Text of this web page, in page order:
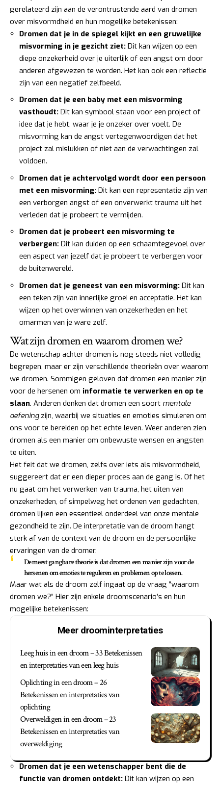
gerelateerd zijn aan de verontrustende aard van dromen
over misvormdheid en hun mogelijke betekenissen:
Dromen dat je in de spiegel kijkt en een gruwelijke
misvorming in je gezicht ziet: Dit kan wijzen op een
diepe onzekerheid over je uiterlijk of een angst om door
anderen afgewezen te worden. Het kan ook een reflectie
zijn van een negatief zelfbeeld.
Dromen dat je een baby met een misvorming
vasthoudt: Dit kan symbool staan voor een project of
idee dat je hebt, waar je je onzeker over voelt. De
misvorming kan de angst vertegenwoordigen dat het
project zal mislukken of niet aan de verwachtingen zal
voldoen.
Dromen dat je achtervolgd wordt door een persoon
met een misvorming: Dit kan een representatie zijn van
een verborgen angst of een onverwerkt trauma uit het
verleden dat je probeert te vermijden.
Dromen dat je probeert een misvorming te
verbergen: Dit kan duiden op een schaamtegevoel over
een aspect van jezelf dat je probeert te verbergen voor
de buitenwereld.
Dromen dat je geneest van een misvorming: Dit kan
een teken zijn van innerlijke groei en acceptatie. Het kan
wijzen op het overwinnen van onzekerheden en het
omarmen van je ware zelf.
Wat zijn dromen en waarom dromen we?
De wetenschap achter dromen is nog steeds niet volledig
begrepen, maar er zijn verschillende theorieën over waarom
we dromen. Sommigen geloven dat dromen een manier zijn
voor de hersenen om informatie te verwerken en op te
slaan. Anderen denken dat dromen een soort mentale
oefeningzijn, waarbij we situaties en emoties simuleren om
ons voor te bereiden op het echte leven. Weer anderen zien
dromen als een manier om onbewuste wensen en angsten
te uiten.
Het feit dat we dromen, zelfs over iets als misvormdheid,
suggereert dat er een dieper proces aan de gang is. Of het
nu gaat om het verwerken van trauma, het uiten van
onzekerheden, of simpelweg het ordenen van gedachten,
dromen lijken een essentieel onderdeel van onze mentale
gezondheid te zijn. De interpretatie van de droom hangt
sterk af van de context van de droom en de persoonlijke
ervaringen van de dromer.
De meest gangbare theorie is dat dromen een manier zijn voor de
hersenen om emoties te reguleren en problemen op te lossen.
Maar wat als de droom zelf ingaat op de vraag “waarom
dromen we?” Hier zijn enkele droomscenario’s en hun
mogelijke betekenissen:
Meer droominterpretaties
Leeg huis in een droom – 33 Betekenissen
en interpretaties van een leeg huis
Oplichting in een droom – 26
Betekenissen en interpretaties van
oplichting
Overweldigen in een droom – 23
Betekenissen en interpretaties van
overweldiging
Dromen dat je een wetenschapper bent die de
functie van dromen ontdekt: Dit kan wijzen op een